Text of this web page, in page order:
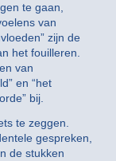
te gaan,
van
zijn de
het fouilleren.
van
en “het
bij.
te zeggen.
gespreken,
de stukken